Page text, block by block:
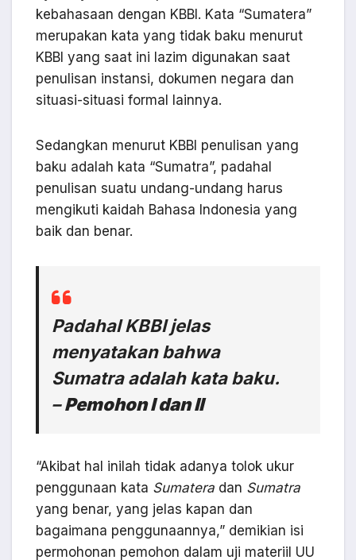
kebahasaan dengan KBBI. Kata “Sumatera”
merupakan kata yang tidak baku menurut
KBBI yang saat ini lazim digunakan saat
penulisan instansi, dokumen negara dan
situasi-situasi formal lainnya.
Sedangkan menurut KBBI penulisan yang
baku adalah kata “Sumatra”, padahal
penulisan suatu undang-undang harus
mengikuti kaidah Bahasa Indonesia yang
baik dan benar.
Padahal KBBI jelas
menyatakan bahwa
Sumatraadalah kata baku.
–Pemohon I dan II
“Akibat hal inilah tidak adanya tolok ukur
penggunaan kata Sumatera dan Sumatra
yang benar, yang jelas kapan dan
bagaimana penggunaannya,” demikian isi
permohonan pemohon dalam uji materiil UU